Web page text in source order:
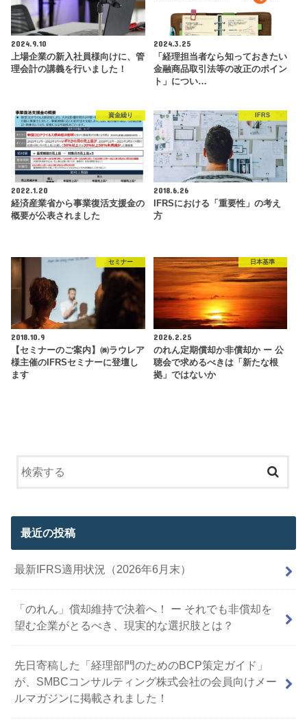
2024.9.10
上場企業の新入社員様向けに、管
理会計の講義を行いました！
2024.3.25
「経理担当者なら知っておきたい
金融商品取引法等の改正のポイン
ト」につい…
資金繰り
2022.1.20
経済産業省から事業復活支援金の
概要が公表されました
IFRS
2018.6.26
IFRSにおける「重要性」の考え
方
セミナー
2018.10.9
【セミナーのご案内】㈱ラウレア
様主催のIFRSセミナーに登壇し
ます
日本基準
2026.2.25
のれん定期償却か非償却か ー 公
聴会で求めるべきは「新たな根
拠」ではないか
最近の投稿
最新IFRS適用状況（2026年6月末）
「のれん」償却維持で決着へ！ ー それでも非償却を
望む企業がとるべき、現実的な選択肢とは？
先日寄稿した「経理部門のためのBCP策定ガイド」
が、SMBCコンサルティング株式会社の会員向けメー
ルマガジンに掲載されました！